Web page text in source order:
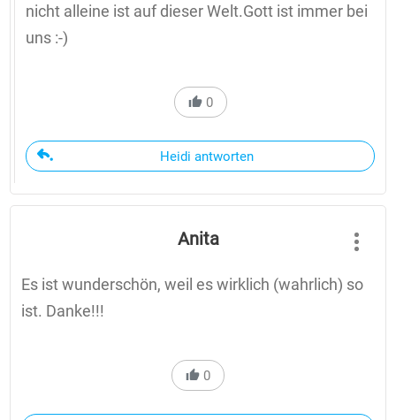
nicht alleine ist auf dieser Welt.Gott ist immer bei
uns :-)
0
Heidi antworten
Anita
Es ist wunderschön, weil es wirklich (wahrlich) so
ist. Danke!!!
0